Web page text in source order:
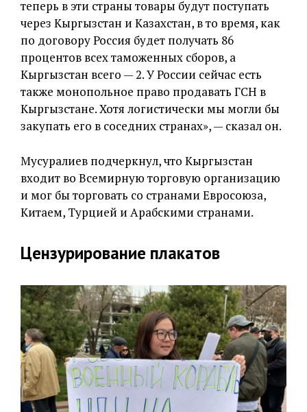
теперь в эти страны товары будут поступать
через Кыргызстан и Казахстан, в то время, как
по договору Россия будет получать 86
процентов всех таможенных сборов, а
Кыргызстан всего — 2. У России сейчас есть
также монопольное право продавать ГСН в
Кыргызстане. Хотя логистически мы могли бы
закупать его в соседних странах», — сказал он.
Мусуралиев подчеркнул, что Кыргызстан
входит во Всемирную торговую организацию
и мог бы торговать со странами Евросоюза,
Китаем, Турцией и Арабскими странами.
Цензурирование плакатов